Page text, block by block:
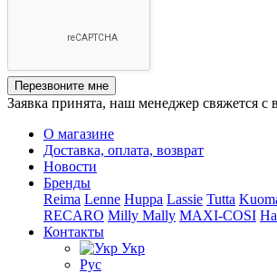
Перезвоните мне
Заявка принята, наш менеджер свяжется с
О магазине
Доставка, оплата, возврат
Новости
Бренды
Reima Lenne Huppa Lassie Tutta
RECARO Milly Mally MAXI-COSI
Контакты
Укр
Рус